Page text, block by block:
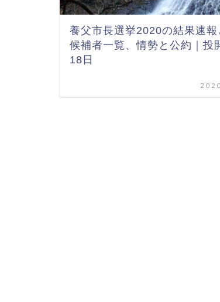
養父市長選挙2020の結果速報
候補者一覧、情勢と公約｜投
18日